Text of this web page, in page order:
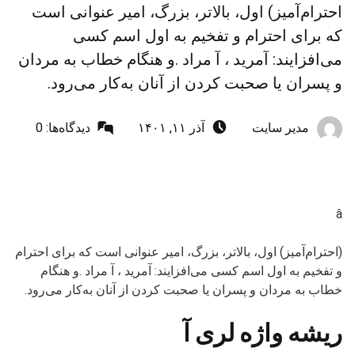
احترام‌آمیز) اول، بالاتر، بزرگ، امیر عنوانی است
که برای احترام و تفخیم به اول اسم کسی
می‌افزایند: آمرید ، آ مراد .و هنگام خطاب به مردان
و پسران یا صحبت کردن از آنان به‌کار می‌رود.
نوشته‌شده توسط:
مدیر سایت
ارسال‌شده در:
آذر ۱۱, ۱۴۰۱ دیدگاه‌ها:0
â
(احترام‌آمیز) اول، بالاتر، بزرگ، امیر عنوانی است که برای احترام
و تفخیم به اول اسم کسی می‌افزایند: آمرید ، آ مراد .و هنگام
خطاب به مردان و پسران یا صحبت کردن از آنان به‌کار می‌رود.
ریشه واژه لری آ